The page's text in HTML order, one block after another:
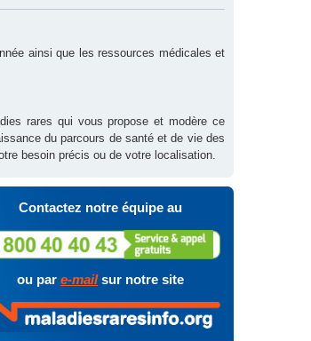
ainsi que les ressources médicales et
rares qui vous propose et modère ce
du parcours de santé et de vie des
besoin précis ou de votre localisation.
Contactez notre équipe au
ou par e-mailsur notre site